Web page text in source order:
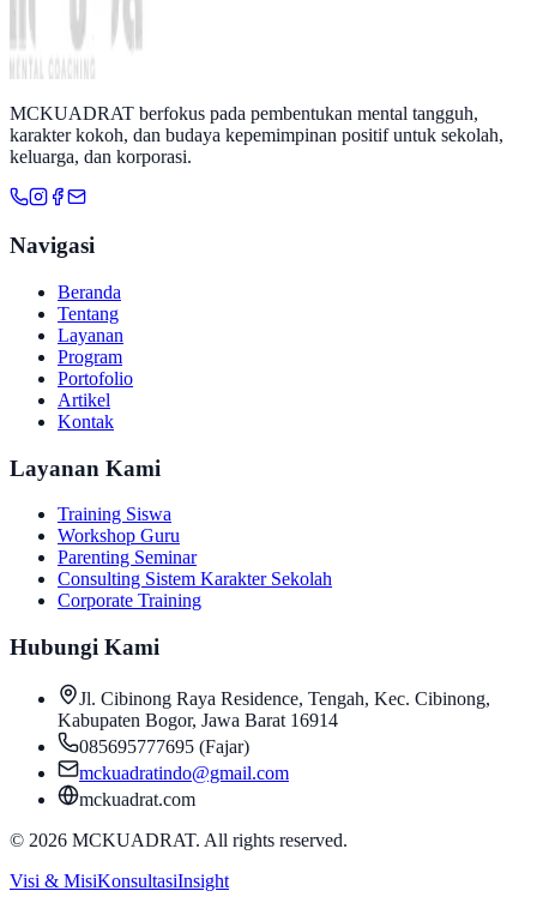
MCKUADRAT berfokus pada pembentukan mental tangguh,
karakter kokoh, dan budaya kepemimpinan positif untuk sekolah,
keluarga, dan korporasi.
Navigasi
Beranda
Tentang
Layanan
Program
Portofolio
Artikel
Kontak
Layanan Kami
Training Siswa
Workshop Guru
Parenting Seminar
Consulting Sistem Karakter Sekolah
Corporate Training
Hubungi Kami
Jl. Cibinong Raya Residence, Tengah, Kec. Cibinong,
Kabupaten Bogor, Jawa Barat 16914
085695777695 (Fajar)
mckuadratindo@gmail.com
mckuadrat.com
© 2026 MCKUADRAT. All rights reserved.
Visi & MisiKonsultasiInsight